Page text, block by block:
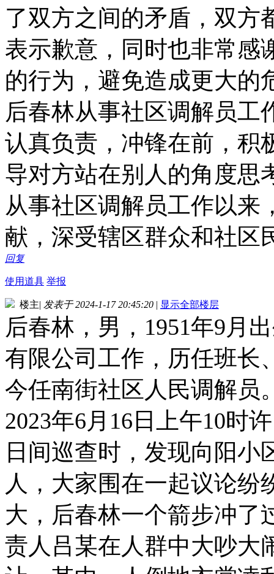
了双方之间的矛盾，双方
表示歉意，同时也非常感
的行为，避免造成更大的
后春林从事社区调解员工
认真负责，冲锋在前，积
导对方站在别人的角度思
从事社区调解员工作以来
献，深受辖区群众和社区
回复
使用道具 举报
楼主| 发表于 2024-1-17 20:45:20 | 显示全部楼层
后春林，男，1951年9月
有限公司工作，历任班长
今任南街社区人民调解员
2023年6月16日上午10时
日间巡查时，发现向阳小
人，大家围在一起议论纷
大，后春林一个箭步冲了
责人吕某在人群中大吵大